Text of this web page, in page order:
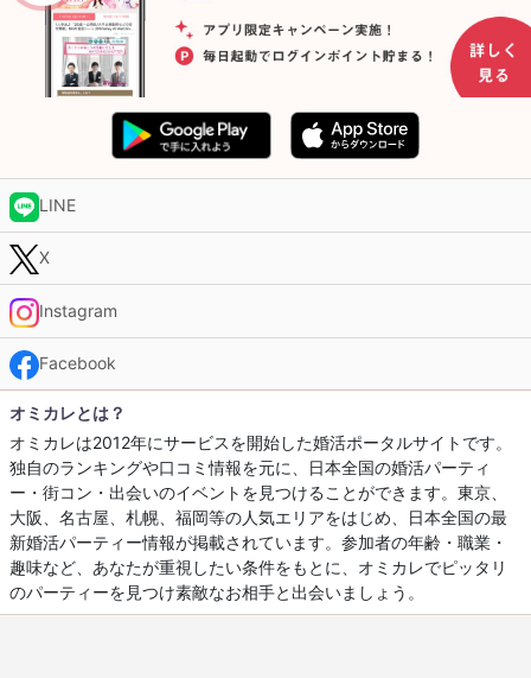
LINE
X
Instagram
Facebook
オミカレとは？
オミカレは2012年にサービスを開始した婚活ポータルサイトです。
独自のランキングや口コミ情報を元に、日本全国の婚活パーティ
ー・街コン・出会いのイベントを見つけることができます。東京、
大阪、名古屋、札幌、福岡等の人気エリアをはじめ、日本全国の最
新婚活パーティー情報が掲載されています。参加者の年齢・職業・
趣味など、あなたが重視したい条件をもとに、オミカレでピッタリ
のパーティーを見つけ素敵なお相手と出会いましょう。